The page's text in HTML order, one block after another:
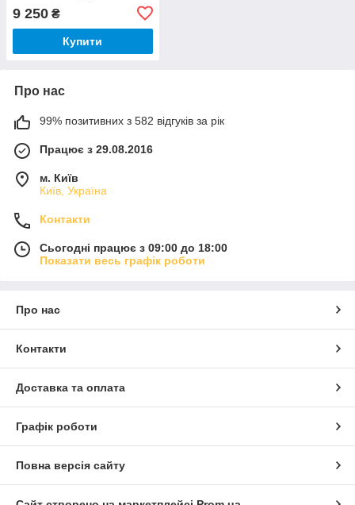
9 250 ₴
Купити
Про нас
99% позитивних з 582 відгуків за рік
Працює з 29.08.2016
м. Київ
Київ, Україна
Контакти
Сьогодні працює з 09:00 до 18:00
Показати весь графік роботи
Про нас
Контакти
Доставка та оплата
Графік роботи
Повна версія сайту